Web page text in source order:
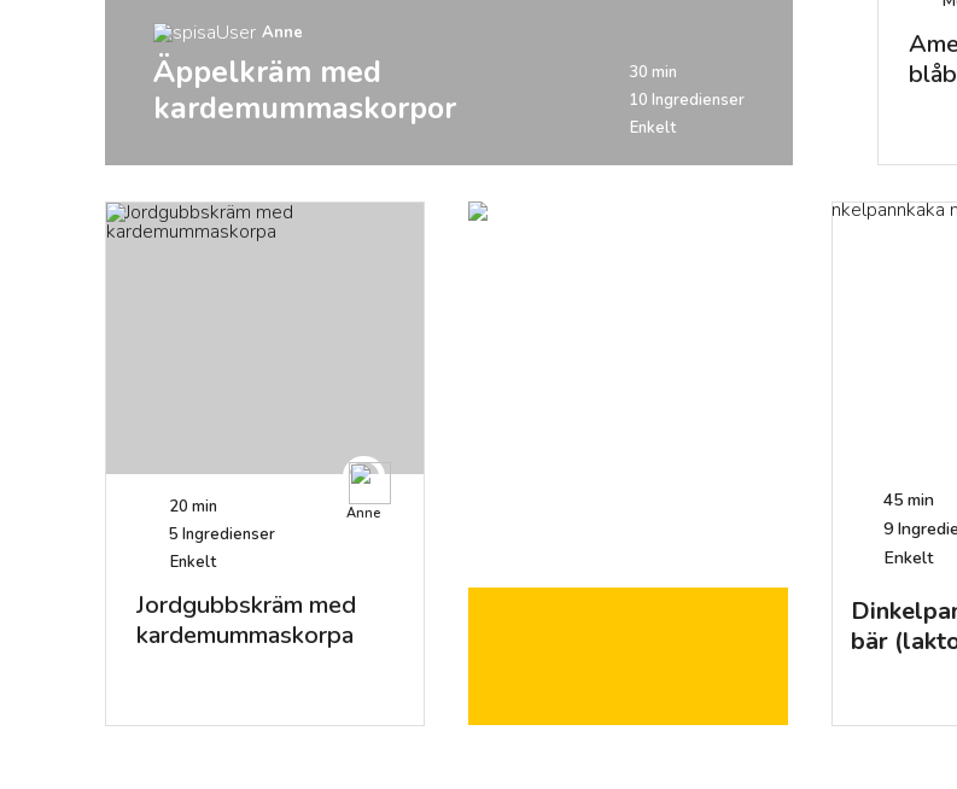
Anne
Äppelkräm med
kardemummaskorpor
30 min
10 Ingredienser
Enkelt
20 min
5 Ingredienser
Enkelt
Jordgubbskräm med
kardemummaskorpa
Anne
45 min
9
Enkelt
bär